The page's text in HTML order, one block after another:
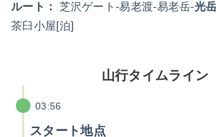
ルート： 芝沢ゲート-易老渡-易老岳-光
茶臼小屋[泊]
山行タイムライン
03:56
スタート地点